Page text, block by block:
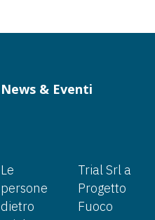
News & Eventi
Le
persone
dietro
Trial Srl a
Progetto
Fuoco